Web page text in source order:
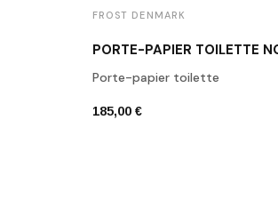
FROST DENMARK
Porte-papier toilette
185,00 €